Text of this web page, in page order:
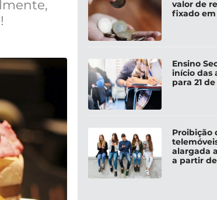
valor de
fixado em
Ensino
início das
para 21
Proibição
alargada
a partir